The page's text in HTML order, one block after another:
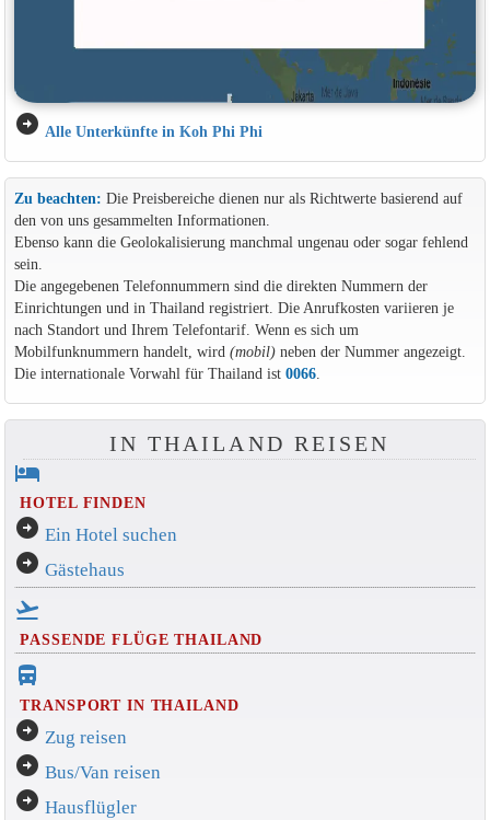
arrow_circle_right Alle Unterkünfte in Koh Phi Phi
Zu beachten: Die Preisbereiche dienen nur als Richtwerte basierend auf
den von uns gesammelten Informationen.
Ebenso kann die Geolokalisierung manchmal ungenau oder sogar fehlend
sein.
Die angegebenen Telefonnummern sind die direkten Nummern der
Einrichtungen und in Thailand registriert. Die Anrufkosten variieren je
nach Standort und Ihrem Telefontarif. Wenn es sich um
Mobilfunknummern handelt, wird (mobil)neben der Nummer angezeigt.
Die internationale Vorwahl für Thailand ist 0066.
IN THAILAND REISEN
hotel
HOTEL FINDEN
arrow_circle_right Ein Hotel suchen
arrow_circle_right Gästehaus
flight_takeoff
PASSENDE FLÜGE THAILAND
directions_bus_filled
TRANSPORT IN THAILAND
arrow_circle_right Zug reisen
arrow_circle_right Bus/Van reisen
arrow_circle_right Hausflügler